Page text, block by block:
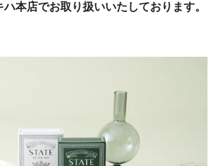
ハ本店でお取り扱いいたしております。